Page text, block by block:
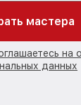
мастера
на
данных